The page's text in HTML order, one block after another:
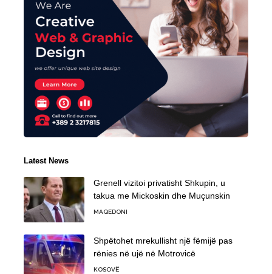
Latest News
Grenell vizitoi privatisht Shkupin, u
takua me Mickoskin dhe Muçunskin
MAQEDONI
Shpëtohet mrekullisht një fëmijë pas
rënies në ujë në Motrovicë
KOSOVË